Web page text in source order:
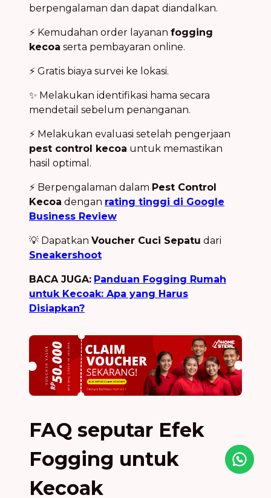
berpengalaman dan dapat diandalkan.
⚡ Kemudahan order layanan fogging
kecoa serta pembayaran online.
⚡ Gratis biaya survei ke lokasi.
✨ Melakukan identifikasi hama secara
mendetail sebelum penanganan.
⚡ Melakukan evaluasi setelah pengerjaan
pest control kecoa untuk memastikan
hasil optimal.
⚡ Berpengalaman dalam Pest Control
Kecoa dengan rating tinggi di Google
Business Review
💡 Dapatkan Voucher Cuci Sepatu dari
Sneakershoot
BACA JUGA: Panduan Fogging Rumah
untuk Kecoak: Apa yang Harus
Disiapkan?
FAQ seputar Efek
Fogging untuk
Kecoak
Icon